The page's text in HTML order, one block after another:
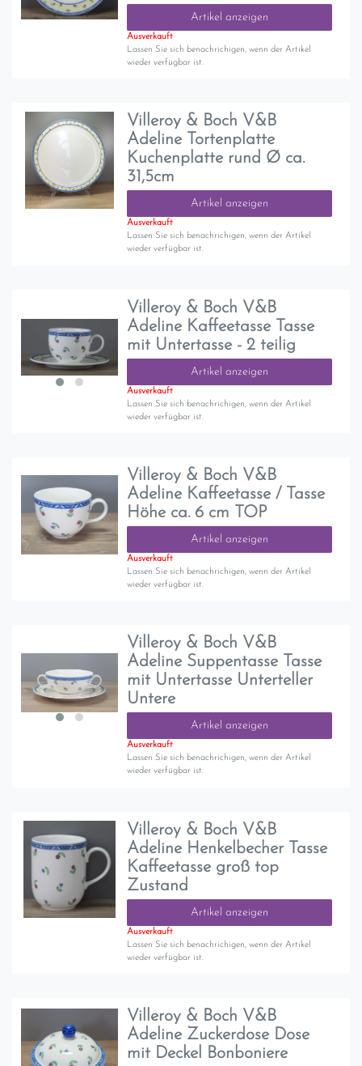
Artikel anzeigen
Ausverkauft
Lassen Sie sich benachrichigen, wenn der Artikel
wieder verfügbar ist.
Villeroy & Boch V&B
Adeline Tortenplatte
Kuchenplatte rund Ø ca.
31,5cm
Artikel anzeigen
Ausverkauft
Lassen Sie sich benachrichigen, wenn der Artikel
wieder verfügbar ist.
Villeroy & Boch V&B
Adeline Kaffeetasse Tasse
mit Untertasse - 2 teilig
Artikel anzeigen
Ausverkauft
Lassen Sie sich benachrichigen, wenn der Artikel
wieder verfügbar ist.
Villeroy & Boch V&B
Adeline Kaffeetasse / Tasse
Höhe ca. 6 cm TOP
Artikel anzeigen
Ausverkauft
Lassen Sie sich benachrichigen, wenn der Artikel
wieder verfügbar ist.
Villeroy & Boch V&B
Adeline Suppentasse Tasse
mit Untertasse Unterteller
Untere
Artikel anzeigen
Ausverkauft
Lassen Sie sich benachrichigen, wenn der Artikel
wieder verfügbar ist.
Villeroy & Boch V&B
Adeline Henkelbecher Tasse
Kaffeetasse groß top
Zustand
Artikel anzeigen
Ausverkauft
Lassen Sie sich benachrichigen, wenn der Artikel
wieder verfügbar ist.
Villeroy & Boch V&B
Adeline Zuckerdose Dose
mit Deckel Bonboniere